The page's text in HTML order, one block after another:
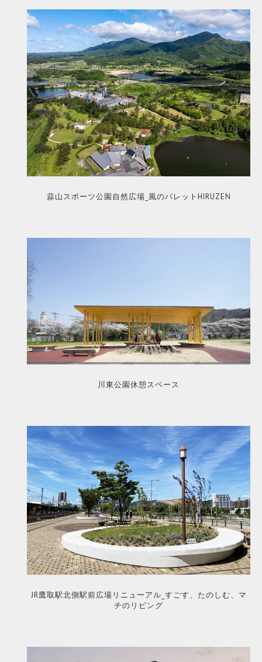
蒜山スポーツ公園自然広場_風のパレットHIRUZEN
川東公園休憩スペース
JR鷹取駅北側駅前広場リニューアル_すごす、たのしむ、マ
チのリビング